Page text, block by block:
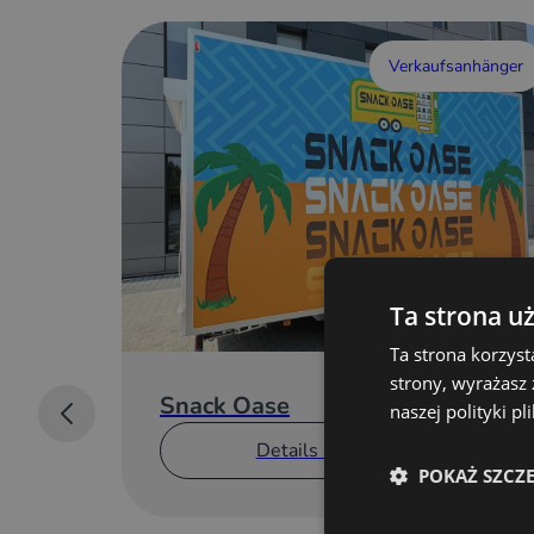
Verkaufsanhänger
Snack Oase
Details anzeigen
Ta strona
Ta strona
strony,
naszej polityki
POKAŻ